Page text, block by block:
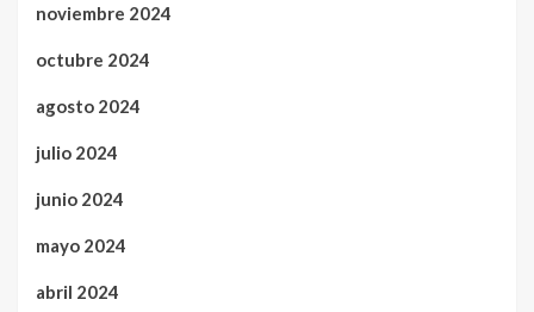
noviembre 2024
octubre 2024
agosto 2024
julio 2024
junio 2024
mayo 2024
abril 2024